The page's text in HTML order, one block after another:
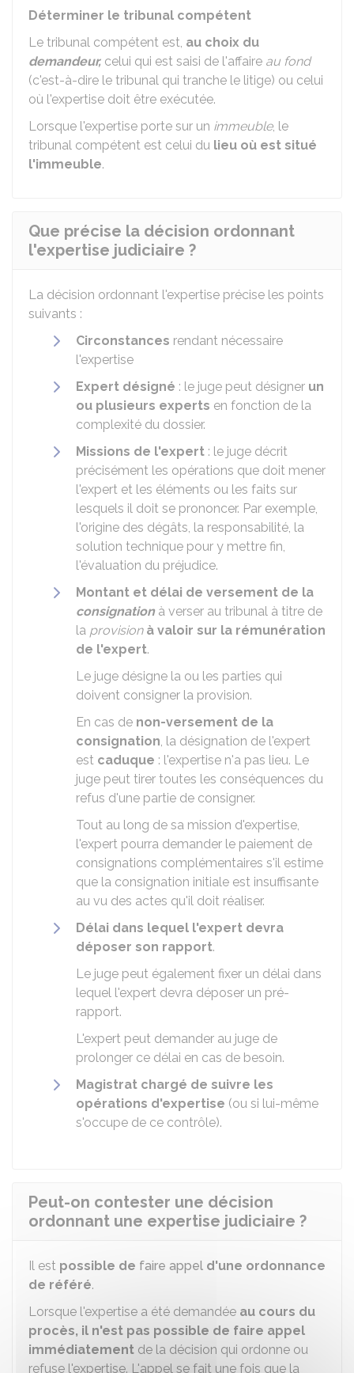
Déterminer le tribunal compétent
Le tribunal compétent est, au choix du
demandeur, celui qui est saisi de l'affaire au fond
(c'est-à-dire le tribunal qui tranche le litige) ou celui
où l'expertise doit être exécutée.
Lorsque l'expertise porte sur un immeuble, le
tribunal compétent est celui du lieu où est situé
l'immeuble.
Que précise la décision ordonnant
l'expertise judiciaire ?
La décision ordonnant l'expertise précise les points
suivants :
Circonstances rendant nécessaire
l'expertise
Expert désigné : le juge peut désigner un
ou plusieurs experts en fonction de la
complexité du dossier.
Missions de l'expert : le juge décrit
précisément les opérations que doit mener
l'expert et les éléments ou les faits sur
lesquels il doit se prononcer. Par exemple,
l'origine des dégâts, la responsabilité, la
solution technique pour y mettre fin,
l'évaluation du préjudice.
Montant et délai de versement de la
consignationà verser au tribunal à titre de
la provision à valoir sur la rémunération
de l'expert.
Le juge désigne la ou les parties qui
doivent consigner la provision.
En cas de non-versement de la
consignation, la désignation de l'expert
est caduque : l'expertise n'a pas lieu. Le
juge peut tirer toutes les conséquences du
refus d'une partie de consigner.
Tout au long de sa mission d'expertise,
l'expert pourra demander le paiement de
consignations complémentaires s'il estime
que la consignation initiale est insuffisante
au vu des actes qu'il doit réaliser.
Délai dans lequel l'expert devra
déposer son rapport.
Le juge peut également fixer un délai dans
lequel l'expert devra déposer un pré-
rapport.
L'expert peut demander au juge de
prolonger ce délai en cas de besoin.
Magistrat chargé de suivre les
opérations d'expertise (ou si lui-même
s'occupe de ce contrôle).
Peut-on contester une décision
ordonnant une expertise judiciaire ?
Il est possible de faire appel d'une ordonnance
de référé.
Lorsque l'expertise a été demandée au cours du
procès, il n'est pas possible de faire appel
immédiatement de la décision qui ordonne ou
refuse l'expertise. L'appel se fait une fois que la